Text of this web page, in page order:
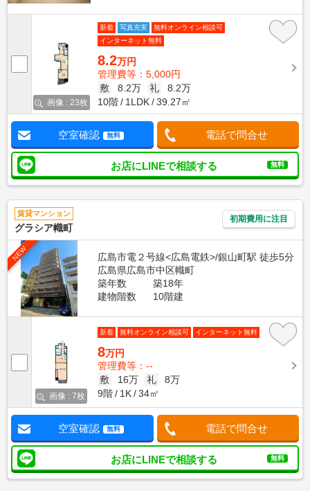
画像 : 23枚
新着 写真充実
無料オンライン相談可
インターネット無料
8.2万円
管理費等：5,000円
敷
8.2万 礼
8.2万
10階
1LDK 39.27㎡
空室確認 無料 電話で問合せ
お店にLINEで相談する 無料
賃貸マンション
グラシア幟町
初期費用に注目
NEW
広島市電２号線<広島電鉄>/銀山町駅 徒歩5分
広島県広島市中区幟町
築年数
築18年
建物階数
10階建
画像 : 7枚
新着 無料オンライン相談可 インターネット無料
8万円
管理費等：--
敷
16万 礼
8万
9階
1K 34㎡
空室確認 無料 電話で問合せ
お店にLINEで相談する 無料